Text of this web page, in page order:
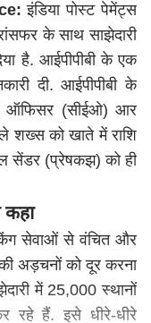
इंडिया पोस्ट पेमेंट्स
के साथ साझेदारी
है. आईपीपीबी के एक
दी. आईपीपीबी के
ऑफिसर (सीईओ) आर
शख्स को खाते में राशि
सेंडर (प्रेषकझ) को ही
कहा
सेवाओं से वंचित और
अड़चनों को दूर करना
में 25,000 स्थानों
रहे हैं. इसे धीरे-धीरे